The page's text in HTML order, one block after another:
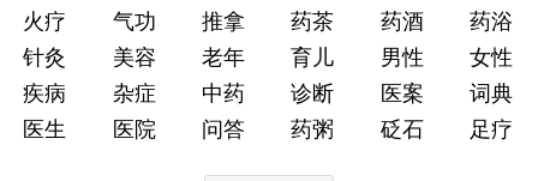
火疗
气功 推拿 药茶 药酒
药浴
针灸
美容 老年 育儿 男性
女性
疾病
杂症 中药 诊断 医案
词典
医生
医院 问答 药粥 砭石 足疗